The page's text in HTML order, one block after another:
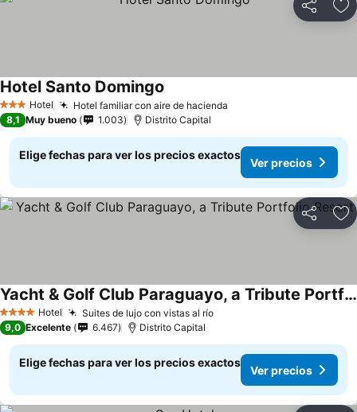
Compartir
3 Estrellas
Hotel Hotel familiar con aire de hacienda
Hotel Santo Domingo
8,1 Muy bueno 1.003 Distrito Capital
Elige fechas para ver los precios exactos
Ver precios
Compartir
4 EstrellasHotel Suites de lujo con vistas al río
Yacht & Golf Club Paraguayo, a Tribute Portfolio Resort
9,0 Excelente 6.467 Distrito Capital
Elige fechas para ver los precios exactos
Ver precios